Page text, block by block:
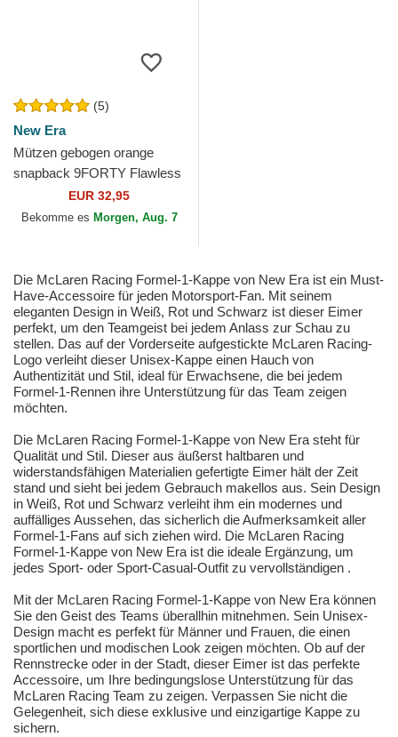
(5)
New Era
Mützen gebogen orange
snapback 9FORTY Flawless
der McLaren Racing Formula
1 von New Era
EUR 32,95
Bekomme es Morgen, Aug. 7
Die McLaren Racing Formel-1-Kappe von New Era ist ein Must-
Have-Accessoire für jeden Motorsport-Fan. Mit seinem
eleganten Design in Weiß, Rot und Schwarz ist dieser Eimer
perfekt, um den Teamgeist bei jedem Anlass zur Schau zu
stellen. Das auf der Vorderseite aufgestickte McLaren Racing-
Logo verleiht dieser Unisex-Kappe einen Hauch von
Authentizität und Stil, ideal für Erwachsene, die bei jedem
Formel-1-Rennen ihre Unterstützung für das Team zeigen
möchten.
Die McLaren Racing Formel-1-Kappe von New Era steht für
Qualität und Stil. Dieser aus äußerst haltbaren und
widerstandsfähigen Materialien gefertigte Eimer hält der Zeit
stand und sieht bei jedem Gebrauch makellos aus. Sein Design
in Weiß, Rot und Schwarz verleiht ihm ein modernes und
auffälliges Aussehen, das sicherlich die Aufmerksamkeit aller
Formel-1-Fans auf sich ziehen wird. Die McLaren Racing
Formel-1-Kappe von New Era ist die ideale Ergänzung, um
jedes Sport- oder Sport-Casual-Outfit zu vervollständigen .
Mit der McLaren Racing Formel-1-Kappe von New Era können
Sie den Geist des Teams überallhin mitnehmen. Sein Unisex-
Design macht es perfekt für Männer und Frauen, die einen
sportlichen und modischen Look zeigen möchten. Ob auf der
Rennstrecke oder in der Stadt, dieser Eimer ist das perfekte
Accessoire, um Ihre bedingungslose Unterstützung für das
McLaren Racing Team zu zeigen. Verpassen Sie nicht die
Gelegenheit, sich diese exklusive und einzigartige Kappe zu
sichern.